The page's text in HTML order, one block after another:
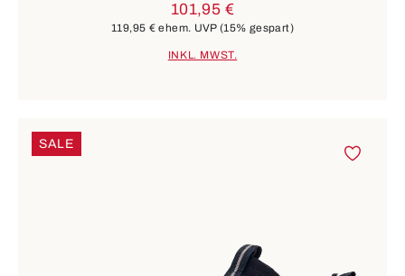
101,95 €
119,95 € ehem. UVP(15% gespart)
INKL. MWST.
SALE